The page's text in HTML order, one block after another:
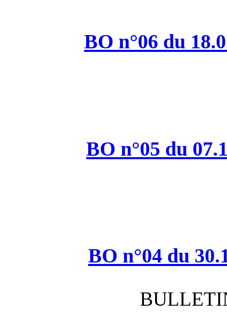
BO
BO
BO